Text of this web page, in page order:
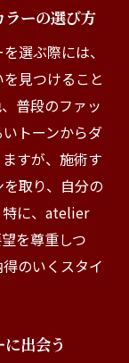
ラーの選び方
選ぶ際には、
見つけること
普段のファッ
トーンからダ
すが、施術す
取り、自分の
特に、atelier
を尊重しつ
のいくスタイ
出会う